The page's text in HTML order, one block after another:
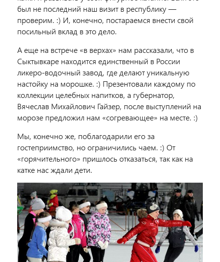
был не последний наш визит в республику —
проверим. :) И, конечно, постараемся внести свой
посильный вклад в это дело.
А еще на встрече «в верхах» нам рассказали, что в
Сыктывкаре находится единственный в России
ликеро-водочный завод, где делают уникальную
настойку на морошке. :) Презентовали каждому по
коллекции целебных напитков, а губернатор,
Вячеслав Михайлович Гайзер, после выступлений на
морозе предложил нам «согревающее» на месте. :)
Мы, конечно же, поблагодарили его за
гостеприимство, но ограничились чаем. :) От
«горячительного» пришлось отказаться, так как на
катке нас ждали дети.